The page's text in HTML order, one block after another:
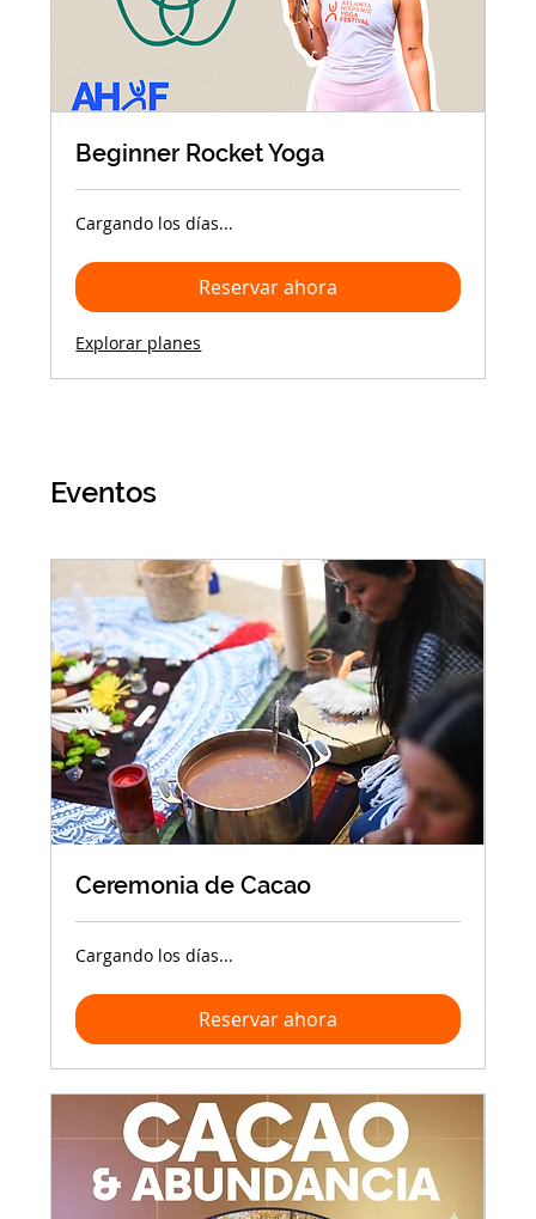
Beginner Rocket Yoga
Cargando los días...
Reservar ahora
Explorar planes
Eventos
Ceremonia de Cacao
Cargando los días...
Reservar ahora